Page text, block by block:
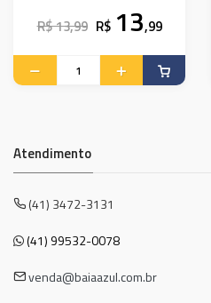
R$ 13,99 R$ 13,99
Atendimento
(41) 3472-3131
(41) 99532-0078
venda@baiaazul.com.br